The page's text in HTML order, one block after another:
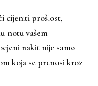
cijeniti prošlost,
notu vašem
nakit nije samo
koja se prenosi kroz